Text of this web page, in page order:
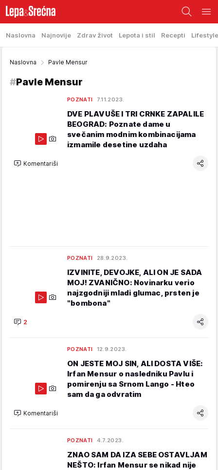
Naslovna Najnovije Zdrav život Lepota i stil Recepti Lifestyle
Naslovna Pavle Mensur
#Pavle Mensur
POZNATI 7.11.2023.
DVE PLAVUŠE I TRI CRNKE ZAPALILE
BEOGRAD: Poznate dame u
svečanim modnim kombinacijama
izmamile desetine uzdaha
Komentariši
POZNATI 28.9.2023.
IZVINITE, DEVOJKE, ALI ON JE SADA
MOJ! ZVANIČNO: Novinarku verio
najzgodniji mladi glumac, prsten je
"bombona"
2
POZNATI 12.9.2023.
ON JESTE MOJ SIN, ALI DOSTA VIŠE:
Irfan Mensur o nasledniku Pavlu i
pomirenju sa Srnom Lango - Hteo
sam da ga odvratim
Komentariši
POZNATI 4.7.2023.
ZNAO SAM DA IZA SEBE OSTAVLJAM
NEŠTO: Irfan Mensur se nikad nije